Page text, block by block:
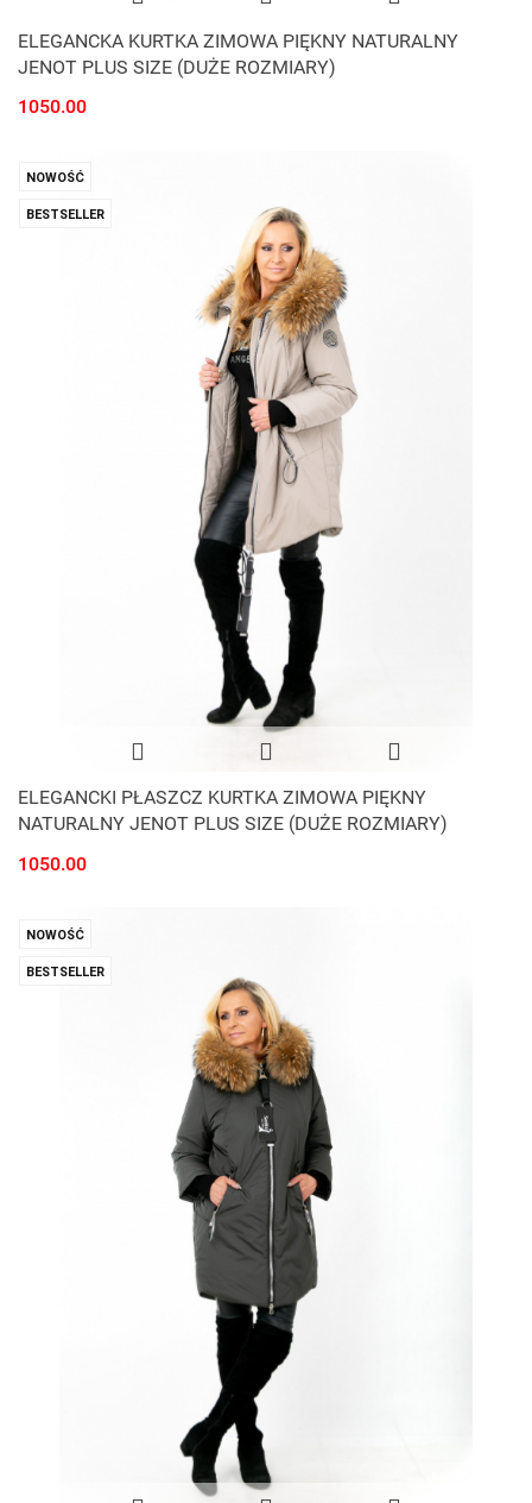
ELEGANCKA KURTKA ZIMOWA PIĘKNY NATURALNY
JENOT PLUS SIZE (DUŻE ROZMIARY)
1050.00
NOWOŚĆ
BESTSELLER
ELEGANCKI PŁASZCZ KURTKA ZIMOWA PIĘKNY
NATURALNY JENOT PLUS SIZE (DUŻE ROZMIARY)
1050.00
NOWOŚĆ
BESTSELLER